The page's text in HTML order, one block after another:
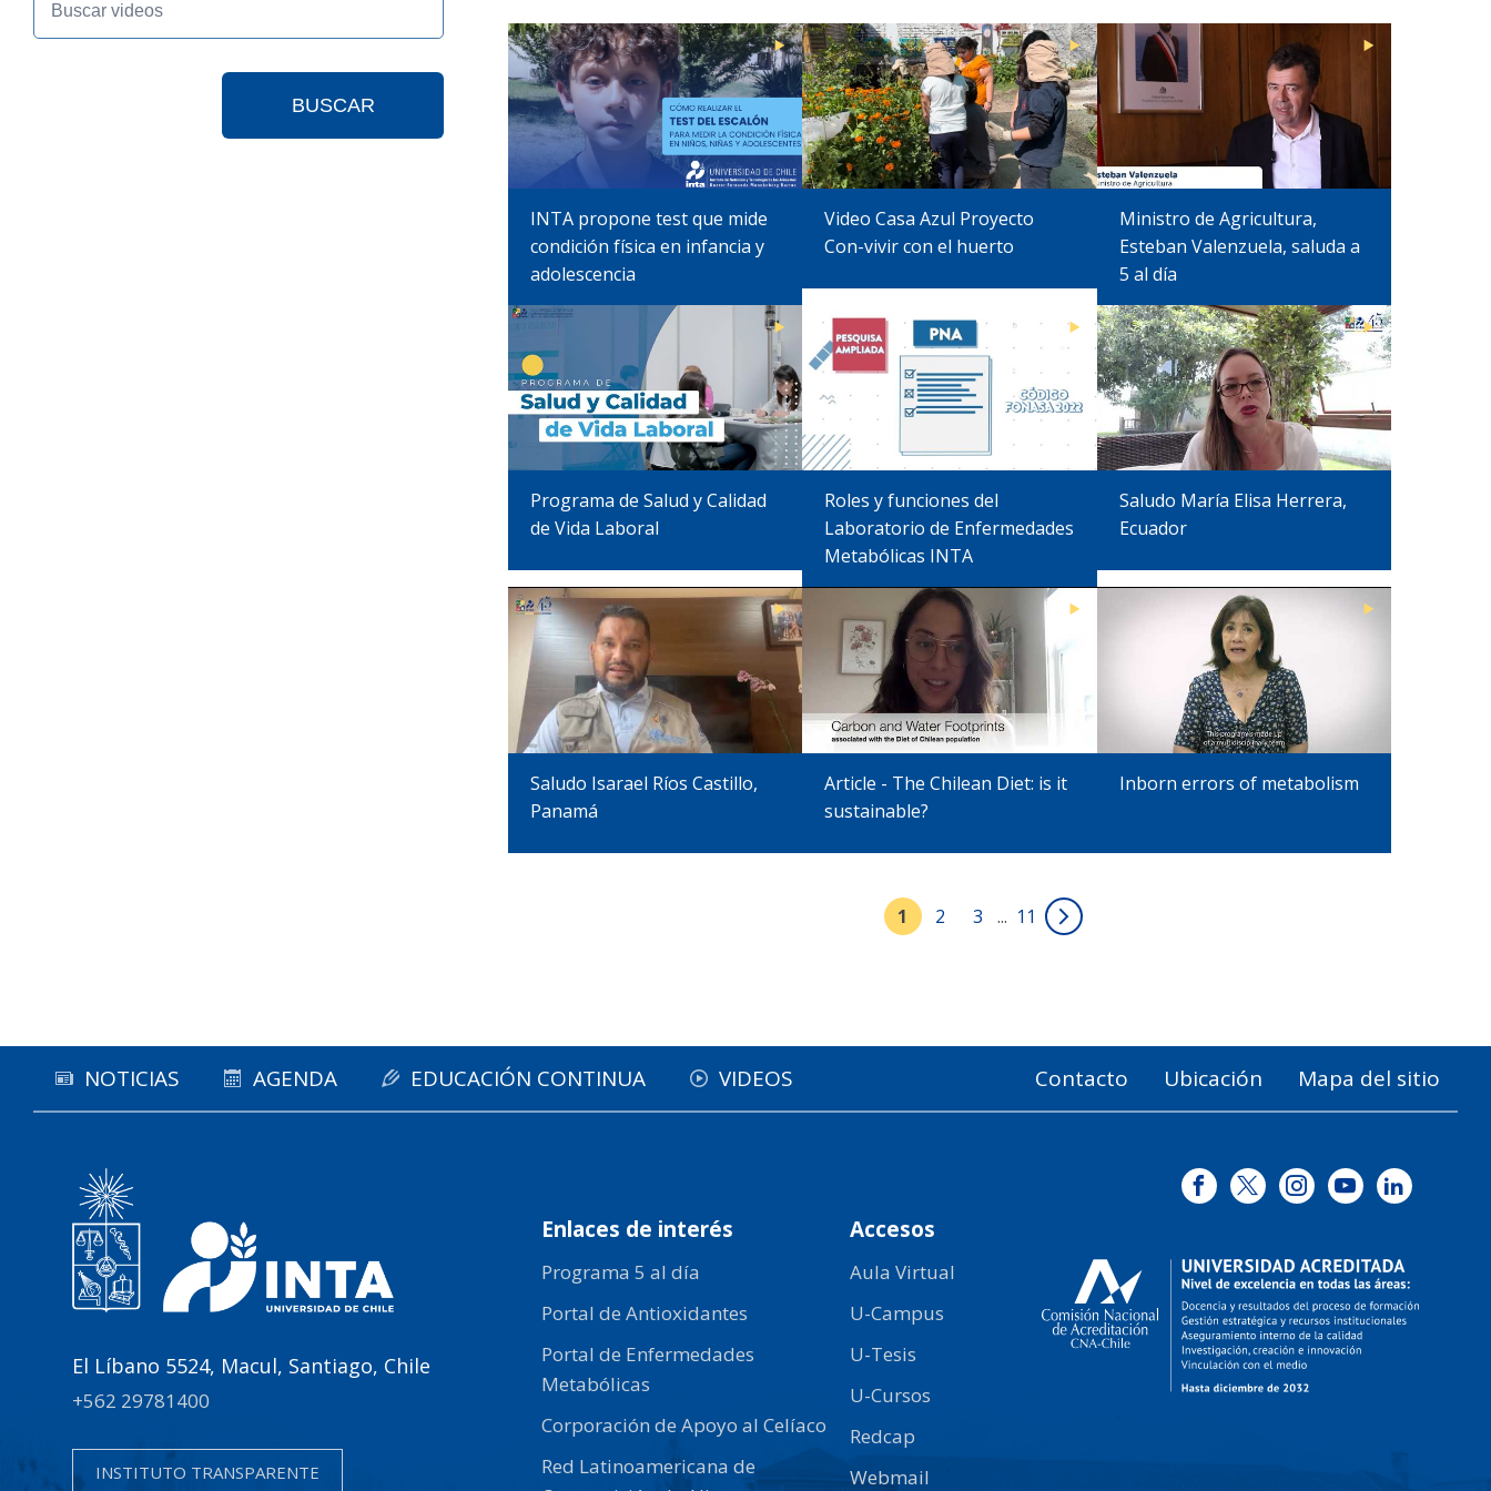
INTA propone test que mide
condición física en infancia y
adolescencia
Video Casa Azul Proyecto
Con-vivir con el huerto
Ministro de Agricultura,
Esteban Valenzuela, saluda a
5 al día
Programa de Salud y Calidad
de Vida Laboral
Roles y funciones del
Laboratorio de Enfermedades
Metabólicas INTA
Saludo María Elisa Herrera,
Ecuador
Saludo Isarael Ríos Castillo,
Panamá
Article - The Chilean Diet: is it
sustainable?
Inborn errors of metabolism
1 2 3 ... 11
NOTICIAS AGENDA EDUCACIÓN CONTINUA VIDEOS Contacto Ubicación Mapa del sitio
El Líbano 5524, Macul, Santiago, Chile
+562 29781400
INSTITUTO TRANSPARENTE
Enlaces de interés
Programa 5 al día
Portal de Antioxidantes
Portal de Enfermedades
Metabólicas
Corporación de Apoyo al Celíaco
Red Latinoamericana de
Accesos
Aula Virtual
U-Campus
U-Tesis
U-Cursos
Redcap
Webmail